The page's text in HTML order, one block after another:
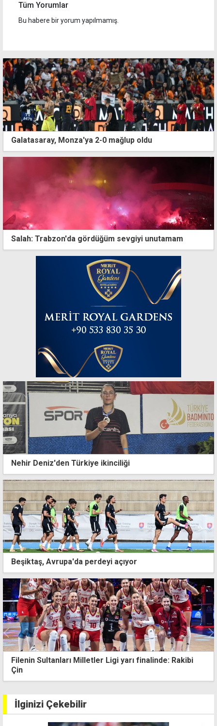
Tüm Yorumlar
Bu habere bir yorum yapılmamış.
Galatasaray, Monza'ya 2-0 mağlup oldu
Salah: Trabzon'da gördüğüm sevgiyi unutamam
Nehir Deniz'den Türkiye ikinciliği
Beşiktaş, Avrupa'da perdeyi açıyor
Filenin Sultanları Milletler Ligi yarı finalinde: Rakibi
Çin
İlginizi Çekebilir